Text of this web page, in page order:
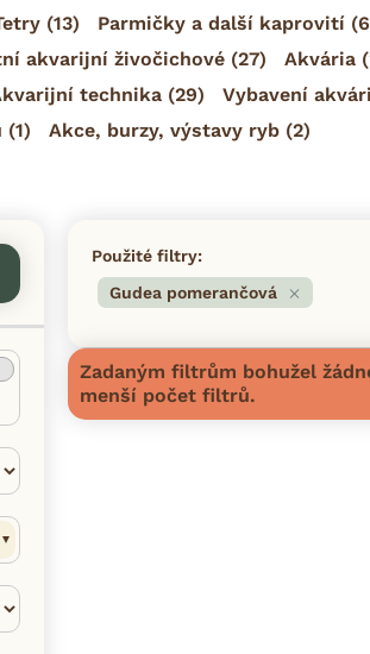
(13) Parmičky a další kaprovití
akvarijní živočichové (27) Akvária
technika (29) Vybavení
(1) Akce, burzy, výstavy ryb (2)
(0)
Použité filtry:
Gudea pomerančová
Zadaným filtrům bohužel
menší počet filtrů.